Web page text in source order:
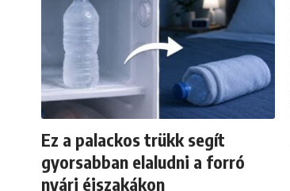
Ez a palackos trükk segít
gyorsabban elaludni a forró
nyári éjszakákon